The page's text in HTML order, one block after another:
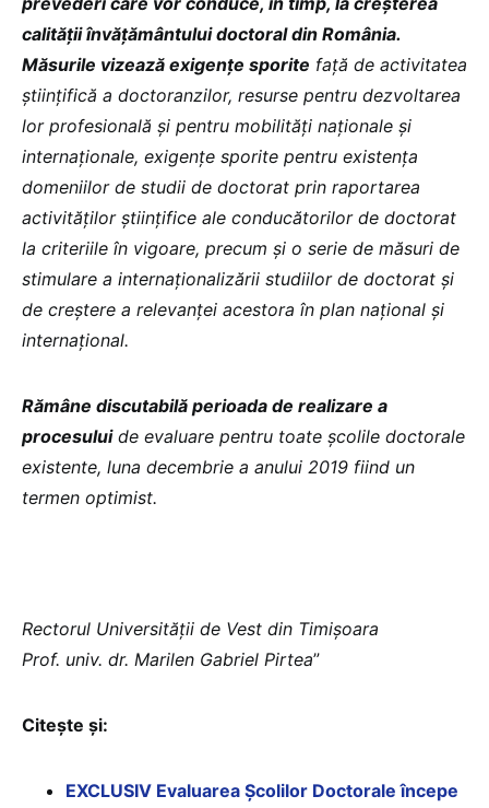
calității învățământului doctoral din România.
Măsurile vizează exigențe sporite față de activitatea
științifică a doctoranzilor, resurse pentru dezvoltarea
lor profesională și pentru mobilități naționale și
internaționale, exigențe sporite pentru existența
domeniilor de studii de doctorat prin raportarea
activităților științifice ale conducătorilor de doctorat
la criteriile în vigoare, precum și o serie de măsuri de
stimulare a internaționalizării studiilor de doctorat și
de creștere a relevanței acestora în plan național și
internațional.
Rămâne discutabilă perioada de realizare a
procesuluide evaluare pentru toate școlile doctorale
existente, luna decembrie a anului 2019 fiind un
termen optimist.
Rectorul Universității de Vest din Timișoara
Prof. univ. dr. Marilen Gabriel Pirtea”
Citește și:
EXCLUSIV Evaluarea Școlilor Doctorale începe